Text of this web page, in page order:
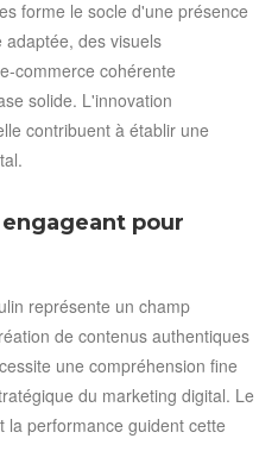
forme le socle d'une présence
des visuels
commerce cohérente
solide. L'innovation
contribuent à établir une
pour
représente un champ
de contenus authentiques
une compréhension fine
du marketing digital. Le
la performance guident cette